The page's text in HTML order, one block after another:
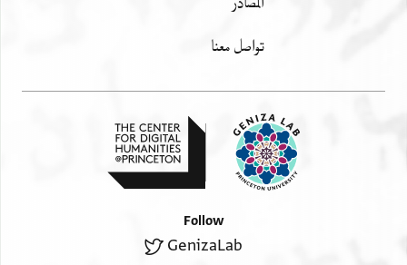
تواصل معنا
Follow
GenizaLab